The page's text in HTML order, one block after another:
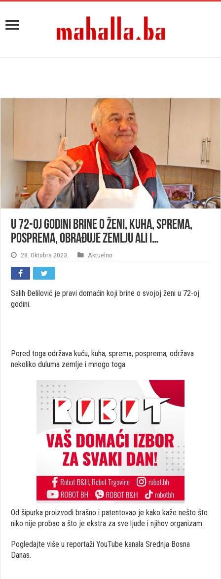
U 72-oj godini brine o ženi, kuha, sprema,
posprema, obrađuje zemlju ali i…
28. Oktobra 2023. Aktuelno
Salih Đelilović je pravi domaćin koji brine o svojoj ženi u 72-oj
godini.
Pored toga održava kuću, kuha, sprema, posprema, održava
nekoliko duluma zemlje i mnogo toga.
Od šipurka proizvodi brašno i patentovao je kako kaže nešto što
niko nije probao a što je ekstra za sve ljude i njihov organizam.
Pogledajte više u reportaži YouTube kanala Srednja Bosna
Danas.